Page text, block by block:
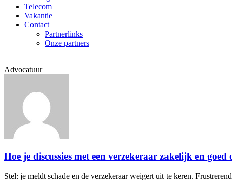
Telecom
Vakantie
Contact
Partnerlinks
Onze partners
Advocatuur
Hoe je discussies met een verzekeraar zakelijk en
Stel: je meldt schade en de verzekeraar weigert uit te keren.